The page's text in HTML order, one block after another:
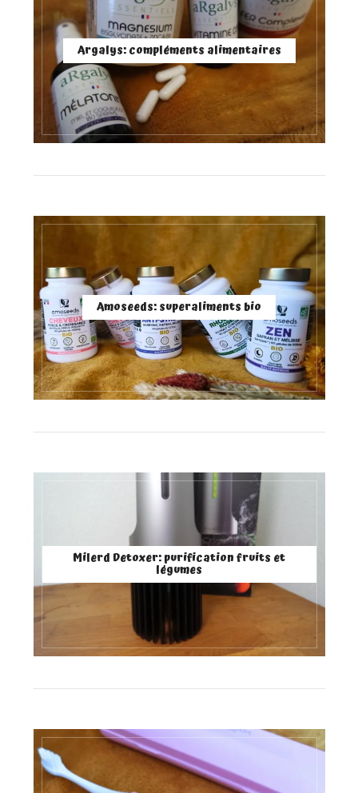
Argalys: compléments alimentaires
Amoseeds: superaliments bio
Milerd Detoxer: purification fruits et
légumes